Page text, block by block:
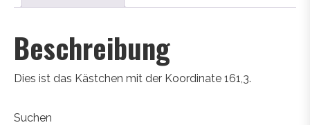
Beschreibung
Dies ist das Kästchen mit der Koordinate 161,3.
Suchen